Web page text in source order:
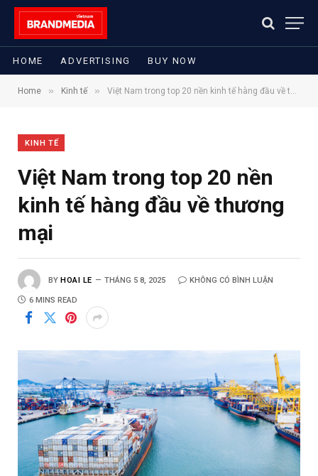
HOME ADVERTISING BUY NOW
Home » Kinh tế » Việt Nam trong top 20 nền kinh tế hàng đầu về thương mại
KINH TẾ
Việt Nam trong top 20 nền
kinh tế hàng đầu về thương
mại
BY HOAI LE THÁNG 5 8, 2025 KHÔNG CÓ BÌNH LUẬN
6 MINS READ